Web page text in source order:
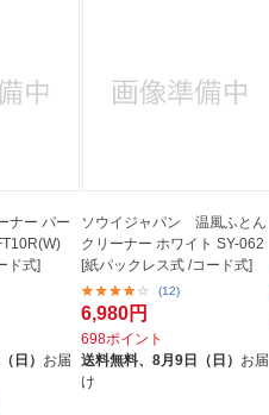
ナー パー
ド式]
日） お届
ソウイジャパン 温風ふとん
クリーナー ホワイト SY-062
[紙パックレス式 /コード式]
(12)
6,980円
698ポイント
送料無料、8月9日（日） お届
け